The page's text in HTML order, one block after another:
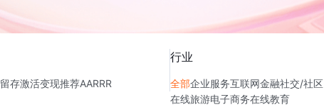
留存激活变现推荐AARRR
行业
全部企业服务互联网金融社交/社区
在线旅游电子商务在线教育